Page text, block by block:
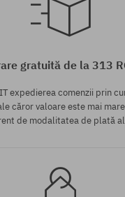
Mărimi
gratuită de la 313
expedierea comenzii prin
căror valoare este mai
de modalitatea de plată